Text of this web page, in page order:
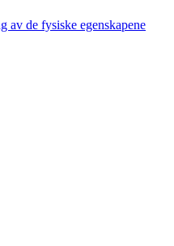
av de fysiske egenskapene